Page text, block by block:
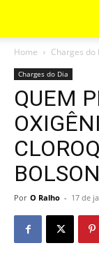
Home Charges do
Charges do Dia
QUEM
Por O Ralho - 17 de